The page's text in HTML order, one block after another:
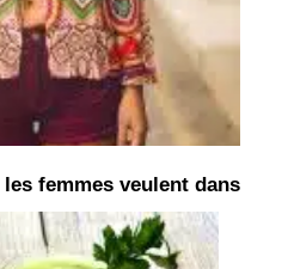
femmes veulent dans